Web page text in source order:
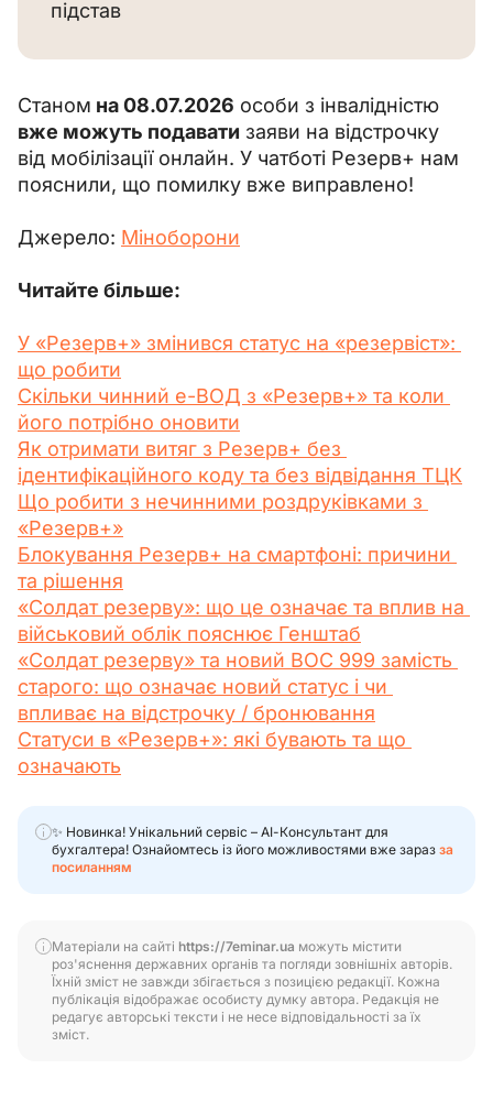
підстав
Станом на 08.07.2026 особи з інвалідністю
вже можуть подавати заяви на відстрочку
від мобілізації онлайн. У чатботі Резерв+ нам
пояснили, що помилку вже виправлено!
Джерело: Міноборони
Читайте більше:
У «Резерв+» змінився статус на «резервіст»:
що робити
Скільки чинний е-ВОД з «Резерв+» та коли
його потрібно оновити
Як отримати витяг з Резерв+ без
ідентифікаційного коду та без відвідання ТЦК
Що робити з нечинними роздруківками з
«Резерв+»
Блокування Резерв+ на смартфоні: причини
та рішення
«Солдат резерву»: що це означає та вплив на
військовий облік пояснює Генштаб
«Солдат резерву» та новий ВОС 999 замість
старого: що означає новий статус і чи
впливає на відстрочку / бронювання
Статуси в «Резерв+»: які бувають та що
означають
✨ Новинка! Унікальний сервіс – АІ-Консультант для
бухгалтера! Ознайомтесь із його можливостями вже зараз за
посиланням
Матеріали на сайті https://7eminar.ua можуть містити
роз'яснення державних органів та погляди зовнішніх авторів.
Їхній зміст не завжди збігається з позицією редакції. Кожна
публікація відображає особисту думку автора. Редакція не
редагує авторські тексти і не несе відповідальності за їх
зміст.